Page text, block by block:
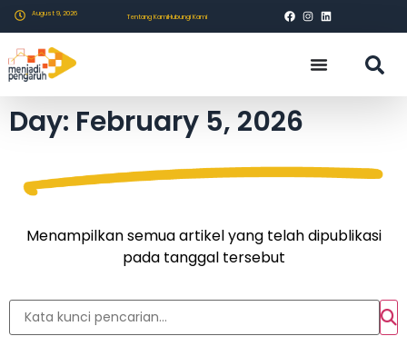
August 9, 2026 Tentang KamiHubungi Kami
Day: February 5, 2026
Menampilkan semua artikel yang telah dipublikasi
pada tanggal tersebut